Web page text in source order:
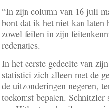
“In zijn column van 16 juli
bont dat ik het niet kan laten
zowel feilen in zijn
redenaties.
In het eerste gedeelte van
statistici zich alleen met de
de uitzonderingen negeren,
toekomst bepalen. Schnitzler